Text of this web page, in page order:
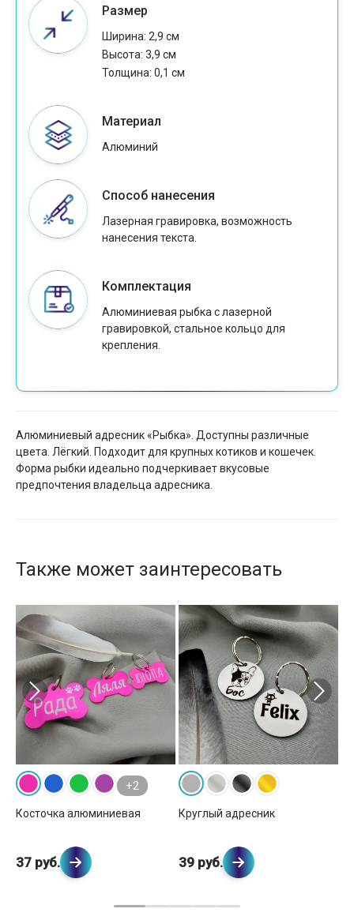
Размер
Ширина: 2,9 см
Высота: 3,9 см
Толщина: 0,1 см
Материал
Алюминий
Способ нанесения
Лазерная гравировка, возможность
нанесения текста.
Комплектация
Алюминиевая рыбка с лазерной
гравировкой, стальное кольцо для
крепления.
Алюминиевый адресник «Рыбка». Доступны различные
цвета. Лёгкий. Подходит для крупных котиков и кошечек.
Форма рыбки идеально подчеркивает вкусовые
предпочтения владельца адресника.
Также может заинтересовать
+2
Косточка алюминиевая
37 руб.
Круглый адресник
39 руб.